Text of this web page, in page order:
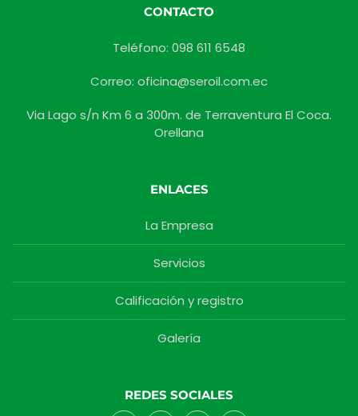
CONTACTO
Teléfono: 098 611 6548
Correo: oficina@seroil.com.ec
Via Lago s/n Km 6 a 300m. de Terraventura El Coca.
Orellana
ENLACES
La Empresa
Servicios
Calificación y registro
Galería
REDES SOCIALES